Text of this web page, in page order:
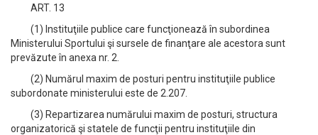
ART. 13
(1) Instituţiile publice care funcţionează în subordinea
Ministerului Sportului şi sursele de finanţare ale acestora sunt
prevăzute în anexa nr. 2.
(2) Numărul maxim de posturi pentru instituţiile publice
subordonate ministerului este de 2.207.
(3) Repartizarea numărului maxim de posturi, structura
organizatorică şi statele de funcţii pentru instituţiile din